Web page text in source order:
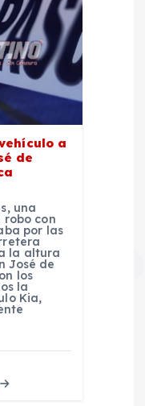
a
de
una
con
por las
la altura
José de
los
la
Kia,